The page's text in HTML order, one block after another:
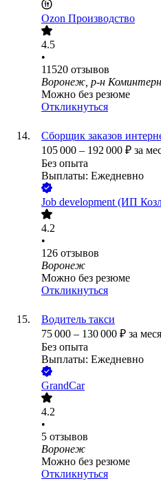
Ozon Производство
4.5
•
11520 отзывов
Воронеж, р-н
Можно без резюме
Откликнуться
Сборщик заказов
105 000 – 192 000 ₽ за
Без опыта
Выплаты: Ежедневно
Job development (ИП
4.2
•
126 отзывов
Воронеж
Можно без резюме
Откликнуться
Водитель такси
75 000 – 130 000 ₽ за
Без опыта
Выплаты: Ежедневно
GrandCar
4.2
•
5 отзывов
Воронеж
Можно без резюме
Откликнуться